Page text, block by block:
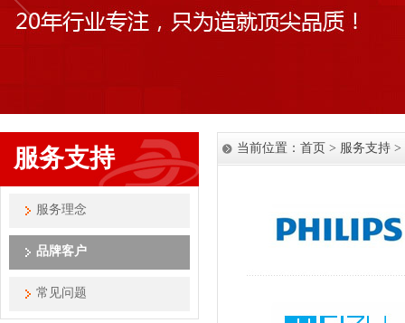
服务支持
服务理念
品牌客户
常见问题
当前位置： 首页 > 服务支持 >